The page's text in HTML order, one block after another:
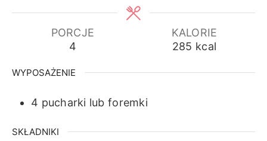
PORCJE
4
KALORIE
285 kcal
WYPOSAŻENIE
4 pucharki lub foremki
SKŁADNIKI